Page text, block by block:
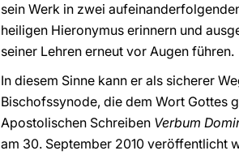
sein Werk in zwei
heiligen Hieronymus erinnern und
seiner Lehren erneut vor Augen führen.
In diesem Sinne kann er als sicherer
Bischofssynode, die dem Wort Gottes
Apostolischen Schreiben Verbum
am 30. September 2010 veröffentlicht